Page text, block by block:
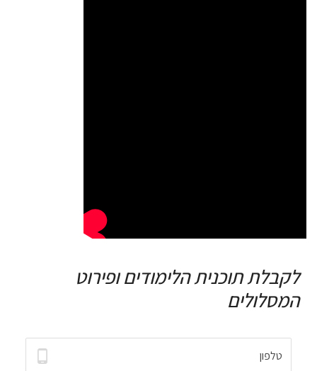
לקבלת תוכנית הלימודים ופירוט
המסלולים